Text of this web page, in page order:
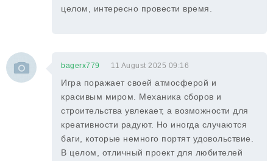
целом, интересно провести время.
bagerx779 11 August 2025 09:16
Игра поражает своей атмосферой и
красивым миром. Механика сборов и
строительства увлекает, а возможности для
креативности радуют. Но иногда случаются
баги, которые немного портят удовольствие.
В целом, отличный проект для любителей